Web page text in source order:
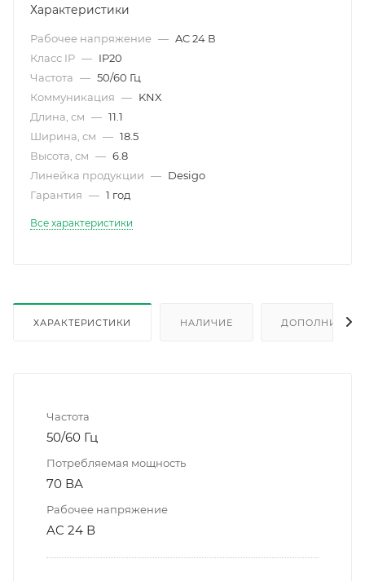
Характеристики
Рабочее напряжение — AC 24 В
Класс IP — IP20
Частота — 50/60 Гц
Коммуникация — KNX
Длина, см — 11.1
Ширина, см — 18.5
Высота, см — 6.8
Линейка продукции — Desigo
Гарантия — 1 год
Все характеристики
ХАРАКТЕРИСТИКИ НАЛИЧИЕ
Частота
50/60 Гц
Потребляемая мощность
70 ВА
Рабочее напряжение
AC 24 В